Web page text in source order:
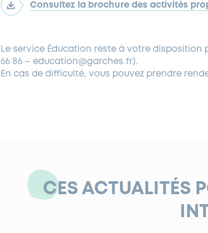
Consultez la brochure des activités
Le service Éducation reste à votre disposition
66 86 – education@garches.fr).
En cas de difficulté, vous pouvez prendre
CES ACTUALITÉS